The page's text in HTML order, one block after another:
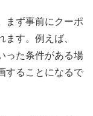
まず事前にクーポ
す。例えば、
った条件がある場
することになるで